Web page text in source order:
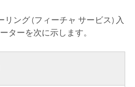
リング (フィーチャ サービス) 入
ターを次に示します。